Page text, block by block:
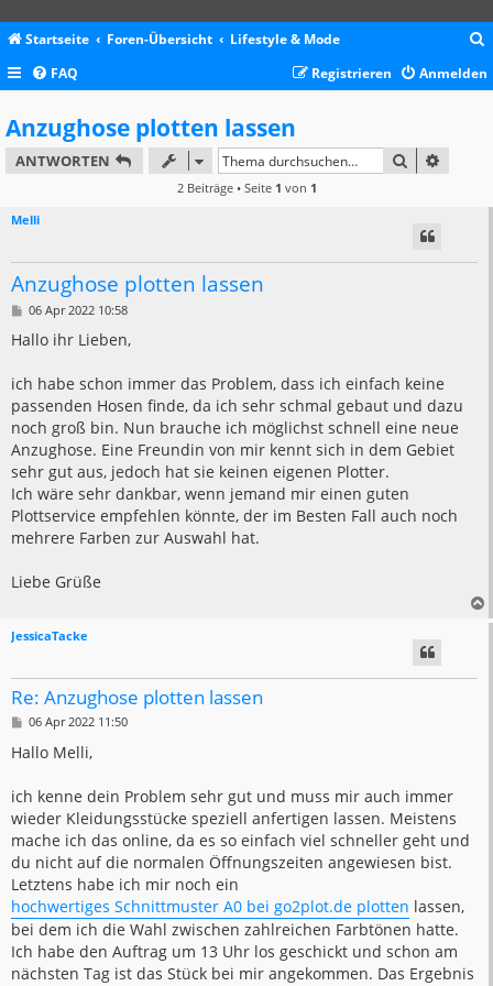
Startseite Foren-Übersicht Lifestyle & Mode
c
FAQ Anmelden
Registrieren
Anzughose plotten lassen
ANTWORTEN SUCHE
2 Beiträge • Seite 1 von 1
Melli
Anzughose plotten lassen
B
i
a
g
06 Apr 2022 10:58
Hallo ihr Lieben,
ich habe schon immer das Problem, dass ich einfach keine
passenden Hosen finde, da ich sehr schmal gebaut und dazu
noch groß bin. Nun brauche ich möglichst schnell eine neue
Anzughose. Eine Freundin von mir kennt sich in dem Gebiet
sehr gut aus, jedoch hat sie keinen eigenen Plotter.
Ich wäre sehr dankbar, wenn jemand mir einen guten
Plottservice empfehlen könnte, der im Besten Fall auch noch
mehrere Farben zur Auswahl hat.
Liebe Grüße
JessicaTacke
Re: Anzughose plotten lassen
B
i
t
a
g
06 Apr 2022 11:50
Hallo Melli,
ich kenne dein Problem sehr gut und muss mir auch immer
wieder Kleidungsstücke speziell anfertigen lassen. Meistens
mache ich das online, da es so einfach viel schneller geht und
du nicht auf die normalen Öffnungszeiten angewiesen bist.
Letztens habe ich mir noch ein
hochwertiges Schnittmuster A0 bei go2plot.de plotten lassen,
bei dem ich die Wahl zwischen zahlreichen Farbtönen hatte.
Ich habe den Auftrag um 13 Uhr los geschickt und schon am
nächsten Tag ist das Stück bei mir angekommen. Das Ergebnis